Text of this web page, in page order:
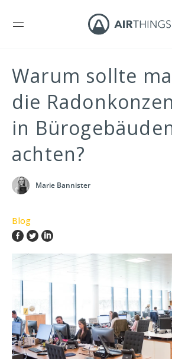
Warum sollte
die
in
achten?
Marie Bannister
Blog